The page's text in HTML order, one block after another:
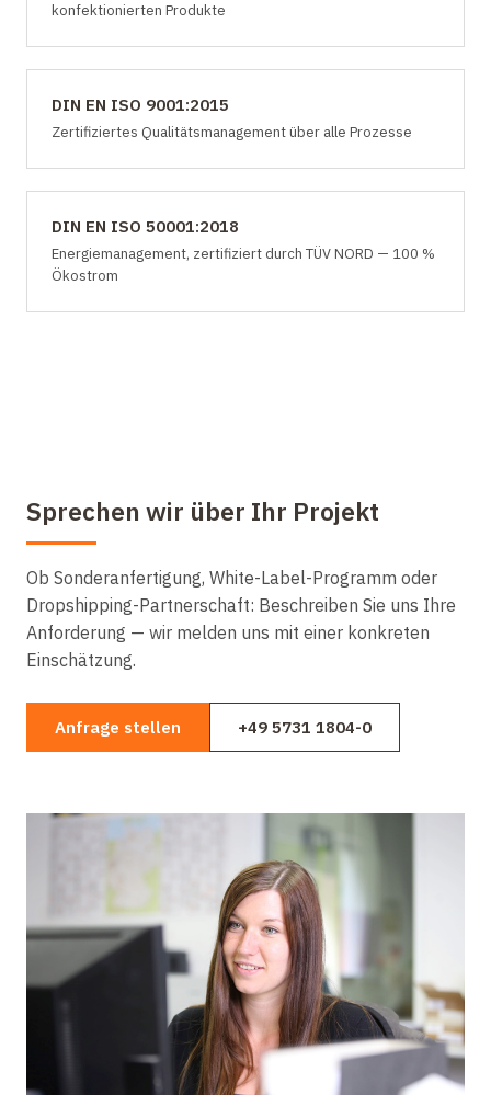
konfektionierten Produkte
DIN EN ISO 9001:2015
Zertifiziertes Qualitätsmanagement über alle Prozesse
DIN EN ISO 50001:2018
Energiemanagement, zertifiziert durch TÜV NORD — 100 %
Ökostrom
Sprechen wir über Ihr Projekt
Ob Sonderanfertigung, White-Label-Programm oder
Dropshipping-Partnerschaft: Beschreiben Sie uns Ihre
Anforderung — wir melden uns mit einer konkreten
Einschätzung.
Anfrage stellen +49 5731 1804-0